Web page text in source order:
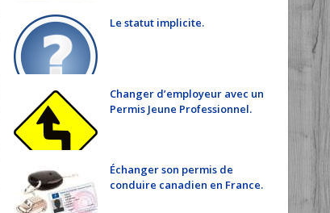
Le statut implicite.
Changer d’employeur avec un
Permis Jeune Professionnel.
Échanger son permis de
conduire canadien en France.